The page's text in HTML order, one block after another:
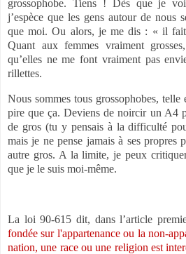
grossophobe. Tiens ! Dès que je
j’espèce que les gens autour de nous
que moi. Ou alors, je me dis : « il
Quant aux femmes vraiment
qu’elles ne me font vraiment pas
rillettes.
Nous sommes tous grossophobes, telle
pire que ça. Deviens de noircir un A4
de gros (tu y pensais à la difficulté
mais je ne pense jamais à ses propres
autre gros. A la limite, je peux
que je le suis moi-même.
La loi 90-615 dit, dans l’article
fondée sur l'appartenance ou la non-
nation, une race ou une religion est